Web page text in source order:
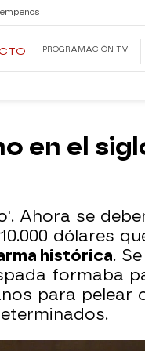
PROGRAMACIÓN TV
en el
Ahora se
dólares
histórica.
formaba
para pelear